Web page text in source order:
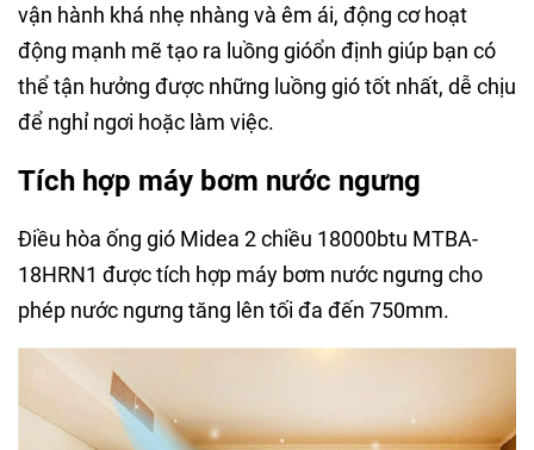
vận hành khá nhẹ nhàng và êm ái, động cơ hoạt
động mạnh mẽ tạo ra luồng gióổn định giúp bạn có
thể tận hưởng được những luồng gió tốt nhất, dễ chịu
để nghỉ ngơi hoặc làm việc.
Tích hợp máy bơm nước ngưng
Điều hòa ống gió Midea 2 chiều 18000btu MTBA-
18HRN1 được tích hợp máy bơm nước ngưng cho
phép nước ngưng tăng lên tối đa đến 750mm.